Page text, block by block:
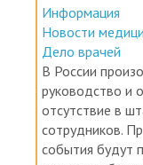
Новости
Дело врачей
В России
руководство и
отсутствие в
сотрудников.
события будут
городская